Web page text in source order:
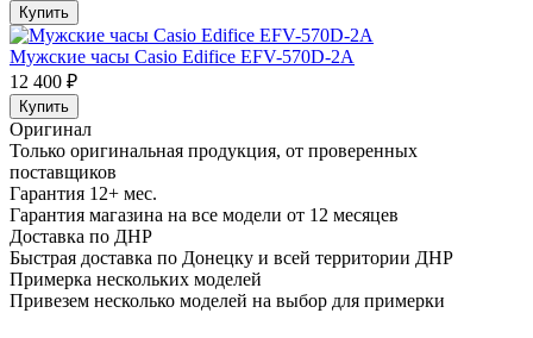
Купить
Мужские часы Casio Edifice EFV-570D-2A
12 400 ₽
Купить
Оригинал
Только оригинальная продукция, от проверенных
поставщиков
Гарантия 12+ мес.
Гарантия магазина на все модели от 12 месяцев
Доставка по ДНР
Быстрая доставка по Донецку и всей территории ДНР
Примерка нескольких моделей
Привезем несколько моделей на выбор для примерки